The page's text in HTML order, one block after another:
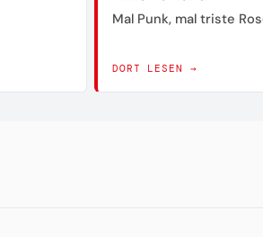
Mal Punk, mal triste
DORT LESEN →